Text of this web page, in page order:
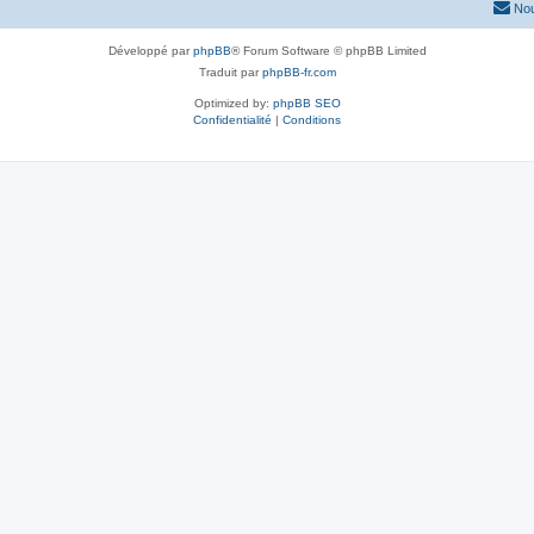
Développé parphpBB® Forum Software © phpBB Limited
Traduit parphpBB-fr.com
Optimized by: phpBB SEO
Confidentialité | Conditions